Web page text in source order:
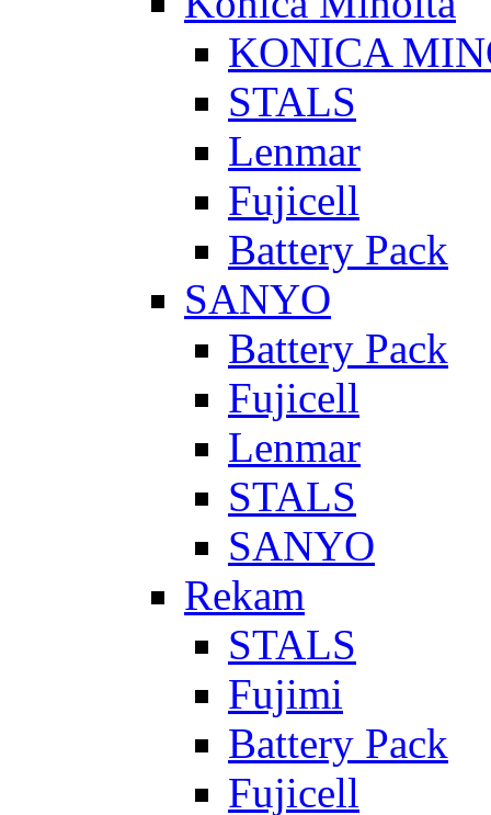
KONICA
STALS
Lenmar
Fujicell
Battery Pack
SANYO
Battery Pack
Fujicell
Lenmar
STALS
SANYO
Rekam
STALS
Fujimi
Battery Pack
Fujicell